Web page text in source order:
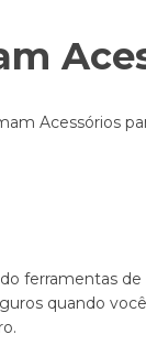
Acessórios
ferramentas
quando